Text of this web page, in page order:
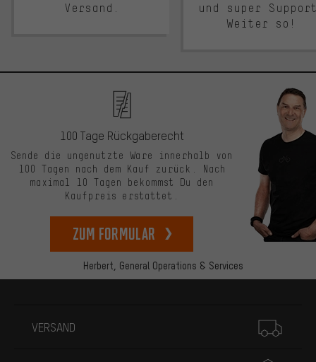
Versand.
und super
Weiter so!
Herbert, General Operations & Services
100 Tage Rückgaberecht
Sende die ungenutzte Ware innerhalb von
100 Tagen nach dem Kauf zurück. Nach
maximal 10 Tagen bekommst Du den
Kaufpreis erstattet.
zum Formular
VERSAND